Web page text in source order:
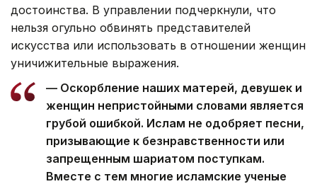
достоинства. В управлении подчеркнули, что
нельзя огульно обвинять представителей
искусства или использовать в отношении женщин
уничижительные выражения.
— Оскорбление наших матерей, девушек и
женщин непристойными словами является
грубой ошибкой. Ислам не одобряет песни,
призывающие к безнравственности или
запрещенным шариатом поступкам.
Вместе с тем многие исламские ученые